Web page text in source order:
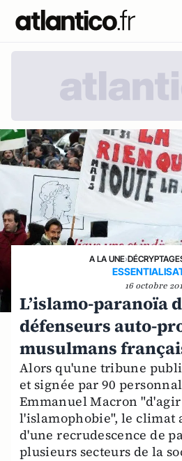
A LA UNE›
16 octobre
L’islamo-paranoïa
défenseurs auto-
musulmans
Alors qu'une tribune
et signée par 90
Emmanuel Macron
l'islamophobie", le climat
d'une recrudescence de
plusieurs secteurs de la